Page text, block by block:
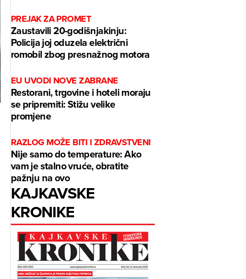
PREJAK ZA PROMET
Zaustavili 20-godišnjakinju:
Policija joj oduzela električni
romobil zbog presnažnog motora
EU UVODI NOVE ZABRANE
Restorani, trgovine i hoteli moraju
se pripremiti: Stižu velike
promjene
RAZLOG MOŽE BITI I ZDRAVSTVENI
Nije samo do temperature: Ako
vam je stalno vruće, obratite
pažnju na ovo
KAJKAVSKE
KRONIKE